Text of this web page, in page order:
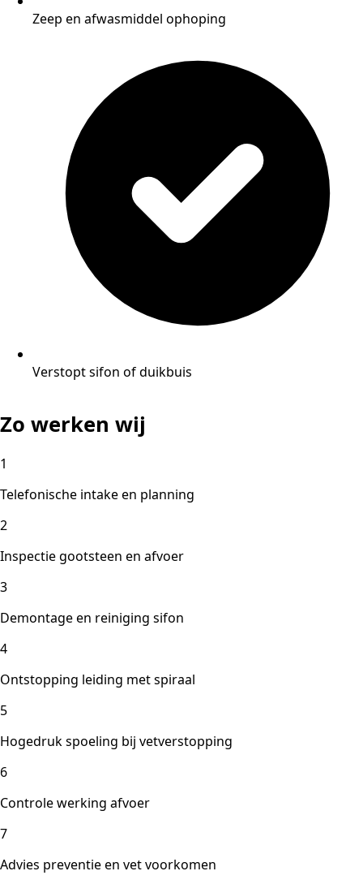
Zeep en afwasmiddel ophoping
Verstopt sifon of duikbuis
Zo werken wij
1
Telefonische intake en planning
2
Inspectie gootsteen en afvoer
3
Demontage en reiniging sifon
4
Ontstopping leiding met spiraal
5
Hogedruk spoeling bij vetverstopping
6
Controle werking afvoer
7
Advies preventie en vet voorkomen